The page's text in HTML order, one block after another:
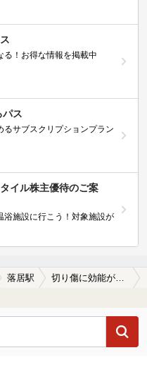
る！お得な情報を掲載中
パス
るサブスクリプションプラン
イル株主優待のご案
浴施設に行こう！対象施設が
落居駅 切り傷に効能がある落居駅近くの温泉、日帰り温泉、スーパー銭湯おすすめ